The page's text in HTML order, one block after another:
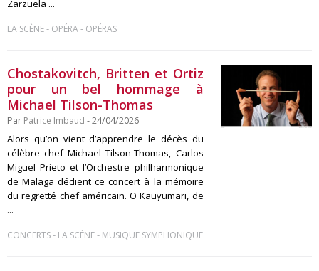
Zarzuela ...
LA SCÈNE- OPÉRA- OPÉRAS
Chostakovitch, Britten et Ortiz
pour un bel hommage à
Michael Tilson-Thomas
Par Patrice Imbaud - 24/04/2026
Alors qu’on vient d’apprendre le décès du
célèbre chef Michael Tilson-Thomas, Carlos
Miguel Prieto et l’Orchestre philharmonique
de Malaga dédient ce concert à la mémoire
du regretté chef américain. O Kauyumari, de
...
CONCERTS- LA SCÈNE- MUSIQUE SYMPHONIQUE